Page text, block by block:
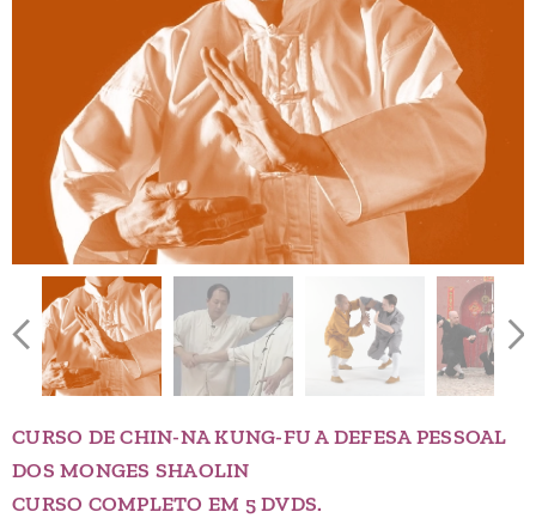
CURSO DE CHIN-NA KUNG-FU A DEFESA PESSOAL
DOS MONGES SHAOLIN
CURSO COMPLETO EM 5 DVDS.